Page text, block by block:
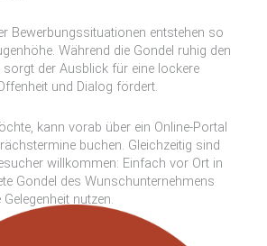
Bewerbungssituationen entstehen so
Während die Gondel ruhig den
sorgt der Ausblick für eine lockere
und Dialog fördert.
kann vorab über ein Online-Portal
buchen. Gleichzeitig sind
willkommen: Einfach vor Ort in
Gondel des Wunschunternehmens
nutzen.